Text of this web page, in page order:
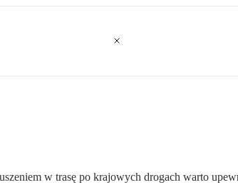
w trasę po krajowych drogach warto